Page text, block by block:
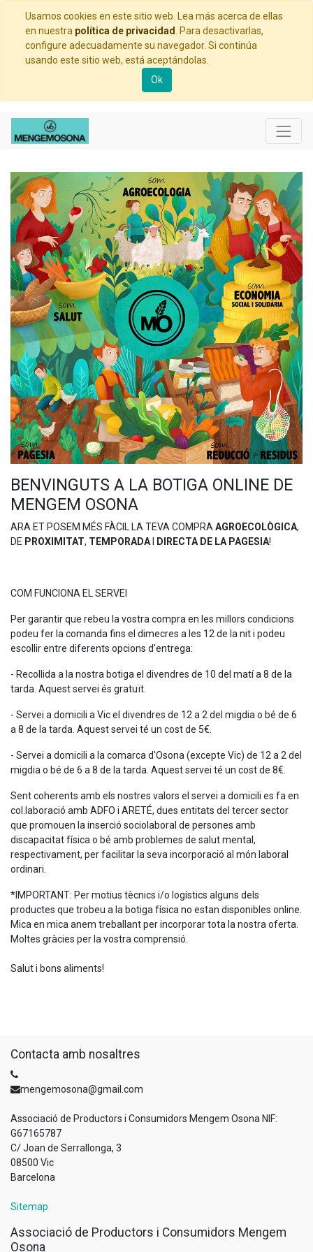
Usamos cookies en este sitio web. Lea más acerca de ellas
en nuestra política de privacidad
. Para desactivarlas,
configure adecuadamente su navegador. Si continúa
usando este sitio web, está aceptándolas.
Ok
BENVINGUTS A LA BOTIGA ONLINE DE
MENGEM OSONA
ARA ET POSEM MÉS FÀCIL LA TEVA COMPRA AGROECOLÒGICA,
DE PROXIMITAT, TEMPORADA DIRECTA DE LA PAGESIA!
COM FUNCIONA EL SERVEI
Per garantir que rebeu la vostra compra en les millors condicions
podeu fer la comanda fins el dimecres a les 12 de la nit i podeu
escollir entre diferents opcions d'entrega:
- Recollida a la nostra botiga el divendres de 10 del matí a 8 de la
tarda. Aquest servei és gratuït.
- Servei a domicili a Vic el divendres de 12 a 2 del migdia o bé de 6
a 8 de la tarda. Aquest servei té un cost de 5€.
- Servei a domicili a la comarca d'Osona (excepte Vic) de 12 a 2 del
migdia o bé de 6 a 8 de la tarda. Aquest servei té un cost de 8€.
Sent coherents amb els nostres valors el servei a domicili es fa en
col.laboració amb ADFO i ARETÉ, dues entitats del tercer sector
que promouen la inserció sociolaboral de persones amb
discapacitat física o bé amb problemes de salut mental,
respectivament, per facilitar la seva incorporació al món laboral
ordinari.
*IMPORTANT: Per motius tècnics i/o logístics alguns dels
productes que trobeu a la botiga física no estan disponibles online.
Mica en mica anem treballant per incorporar tota la nostra oferta.
Moltes gràcies per la vostra comprensió.
Salut i bons aliments!
Contacta amb nosaltres
mengemosona@gmail.com
Associació de Productors i Consumidors Mengem Osona NIF:
G67165787
C/ Joan de Serrallonga, 3
08500 Vic
Barcelona
Sitemap
Associació de Productors i Consumidors Mengem
Osona